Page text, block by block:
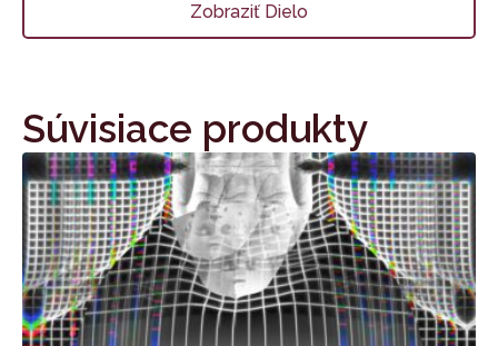
Zobraziť Dielo
Súvisiace produkty